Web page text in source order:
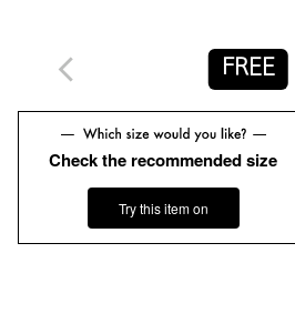
デスクまで下記の品名/品番をお申し付
品名：☆by PPLM PO
品番：16176000033
注文キャンセル 対象商品
FREE
Check the recommended size
Try this item on